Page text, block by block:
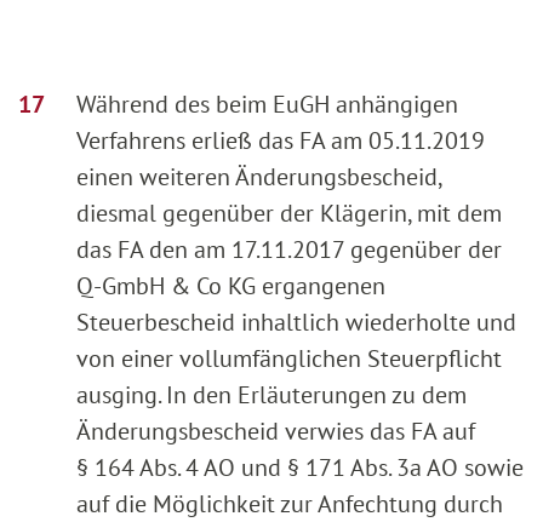
Während des beim EuGH anhängigen
Verfahrens erließ das FA am 05.11.2019
einen weiteren Änderungsbescheid,
diesmal gegenüber der Klägerin, mit dem
das FA den am 17.11.2017 gegenüber der
Q-GmbH & Co KG ergangenen
Steuerbescheid inhaltlich wiederholte und
von einer vollumfänglichen Steuerpflicht
ausging. In den Erläuterungen zu dem
Änderungsbescheid verwies das FA auf
§ 164 Abs. 4 AO und § 171 Abs. 3a AO sowie
auf die Möglichkeit zur Anfechtung durch